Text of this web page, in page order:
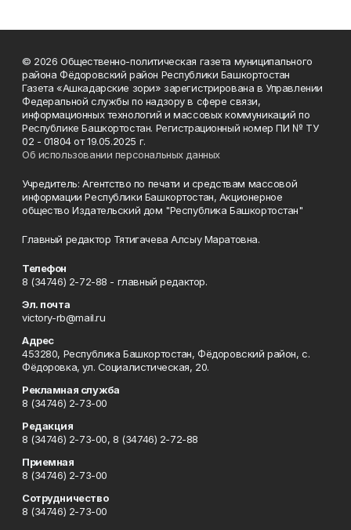
© 2026 Общественно-политическая газета муниципального
района Фёдоровский район Республики Башкортостан
Газета «Ашкадарские зори» зарегистрирована в Управлении
Федеральной службы по надзору в сфере связи,
информационных технологий и массовых коммуникаций по
Республике Башкортостан. Регистрационный номер ПИ № ТУ
02 - 01804 от 19.05.2025 г.
Об использовании персональных данных
Учредитель: Агентство по печати и средствам массовой
информации Республики Башкортостан, Акционерное
общество Издательский дом "Республика Башкортостан"
Главный редактор Тятигачева Алсыу Маратовна.
Телефон
8 (34746) 2-72-88 - главный редактор.
Эл. почта
victory-rb@mail.ru
Адрес
453280, Республика Башкортостан, Фёдоровский район, с.
Фёдоровка, ул. Социалистическая, 20.
Рекламная служба
8 (34746) 2-73-00
Редакция
8 (34746) 2-73-00, 8 (34746) 2-72-88
Приемная
8 (34746) 2-73-00
Сотрудничество
8 (34746) 2-73-00